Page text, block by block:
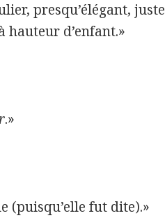
presqu’élégant, juste
hauteur d’enfant.»
.»
(puisqu’elle fut dite).»